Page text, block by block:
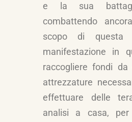
e la sua
combattendo
scopo di questa
manifestazione in
raccogliere fondi da
attrezzature
effettuare delle
analisi a casa,